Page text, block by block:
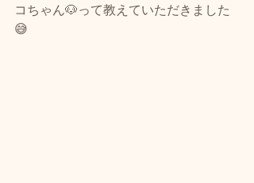
コちゃん🐶って教えていただきました
😅